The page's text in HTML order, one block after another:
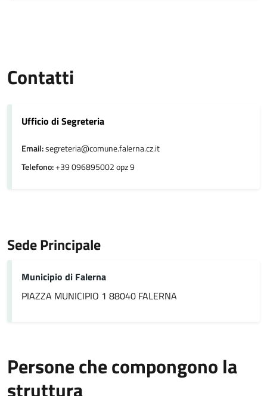
Contatti
Ufficio di Segreteria
Email:segreteria@comune.falerna.cz.it
Telefono:+39 096895002 opz 9
Sede Principale
Municipio di Falerna
PIAZZA MUNICIPIO 1 88040 FALERNA
Persone che compongono la
struttura